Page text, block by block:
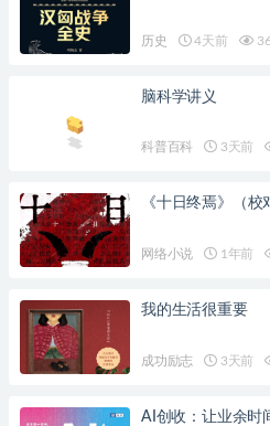
历史 4天前
脑科学讲义
科普百科 3天前
《十日终焉》（
网络小说 1年前
我的生活很重要
成功励志 3天前
AI创收：让业余时